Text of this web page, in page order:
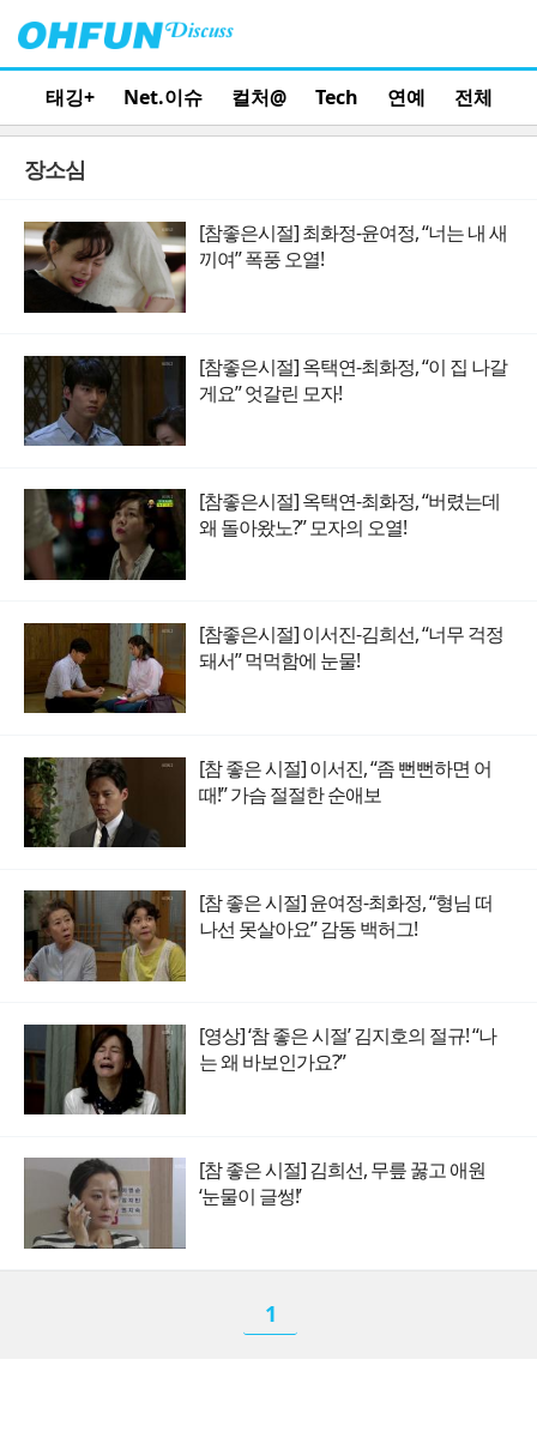
태깅+ Net.이슈 컬처@ Tech 연예 전체
장소심
[참좋은시절] 최화정-윤여정, “너는 내 새
끼여” 폭풍 오열!
[참좋은시절] 옥택연-최화정, “이 집 나갈
게요” 엇갈린 모자!
[참좋은시절] 옥택연-최화정, “버렸는데
왜 돌아왔노?” 모자의 오열!
[참좋은시절] 이서진-김희선, “너무 걱정
돼서” 먹먹함에 눈물!
[참 좋은 시절] 이서진, “좀 뻔뻔하면 어
때!” 가슴 절절한 순애보
[참 좋은 시절] 윤여정-최화정, “형님 떠
나선 못살아요” 감동 백허그!
[영상] ‘참 좋은 시절’ 김지호의 절규! “나
는 왜 바보인가요?”
[참 좋은 시절] 김희선, 무릎 꿇고 애원
‘눈물이 글썽!’
1